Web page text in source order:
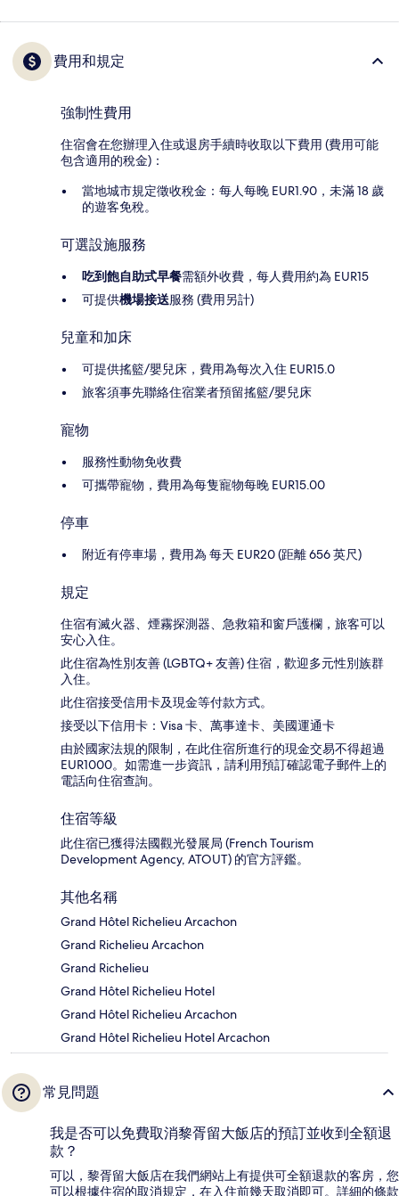
費用和規定
強制性費用
住宿會在您辦理入住或退房手續時收取以下費用 (費用可能
包含適用的稅金)：
當地城市規定徵收稅金：每人每晚 EUR1.90，未滿 18 歲
的遊客免稅。
可選設施服務
吃到飽自助式早餐需額外收費，每人費用約為 EUR15
可提供機場接送服務 (費用另計)
兒童和加床
可提供搖籃/嬰兒床，費用為每次入住 EUR15.0
旅客須事先聯絡住宿業者預留搖籃/嬰兒床
寵物
服務性動物免收費
可攜帶寵物，費用為每隻寵物每晚 EUR15.00
停車
附近有停車場，費用為 每天 EUR20 (距離 656 英尺)
規定
住宿有滅火器、煙霧探測器、急救箱和窗戶護欄，旅客可以
安心入住。
此住宿為性別友善 (LGBTQ+ 友善) 住宿，歡迎多元性別族群
入住。
此住宿接受信用卡及現金等付款方式。
接受以下信用卡：Visa 卡、萬事達卡、美國運通卡
由於國家法規的限制，在此住宿所進行的現金交易不得超過
EUR1000。如需進一步資訊，請利用預訂確認電子郵件上的
電話向住宿查詢。
住宿等級
此住宿已獲得法國觀光發展局 (French Tourism
Development Agency, ATOUT) 的官方評鑑。
其他名稱
Grand Hôtel Richelieu Arcachon
Grand Richelieu Arcachon
Grand Richelieu
Grand Hôtel Richelieu Hotel
Grand Hôtel Richelieu Arcachon
Grand Hôtel Richelieu Hotel Arcachon
常見問題
我是否可以免費取消黎胥留大飯店的預訂並收到全額退
款？
可以，黎胥留大飯店在我們網站上有提供可全額退款的客房，您
可以根據住宿的取消規定，在入住前幾天取消即可。詳細的條款